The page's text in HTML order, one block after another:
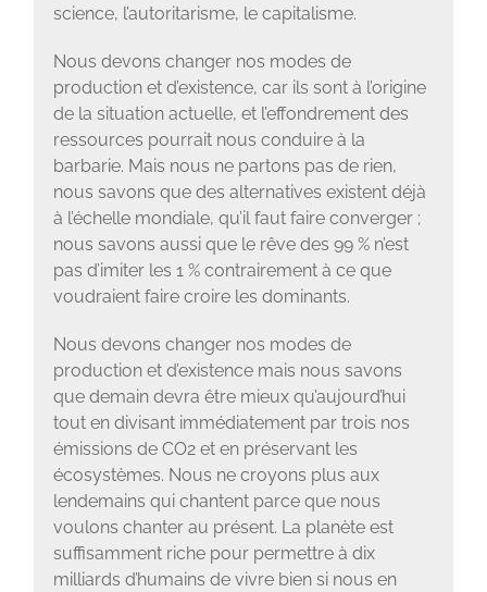
science, l’autoritarisme, le capitalisme.
Nous devons changer nos modes de
production et d’existence, car ils sont à l’origine
de la situation actuelle, et l’effondrement des
ressources pourrait nous conduire à la
barbarie. Mais nous ne partons pas de rien,
nous savons que des alternatives existent déjà
à l’échelle mondiale, qu’il faut faire converger ;
nous savons aussi que le rêve des 99 % n’est
pas d’imiter les 1 % contrairement à ce que
voudraient faire croire les dominants.
Nous devons changer nos modes de
production et d’existence mais nous savons
que demain devra être mieux qu’aujourd’hui
tout en divisant immédiatement par trois nos
émissions de CO2 et en préservant les
écosystèmes. Nous ne croyons plus aux
lendemains qui chantent parce que nous
voulons chanter au présent. La planète est
suffisamment riche pour permettre à dix
milliards d’humains de vivre bien si nous en